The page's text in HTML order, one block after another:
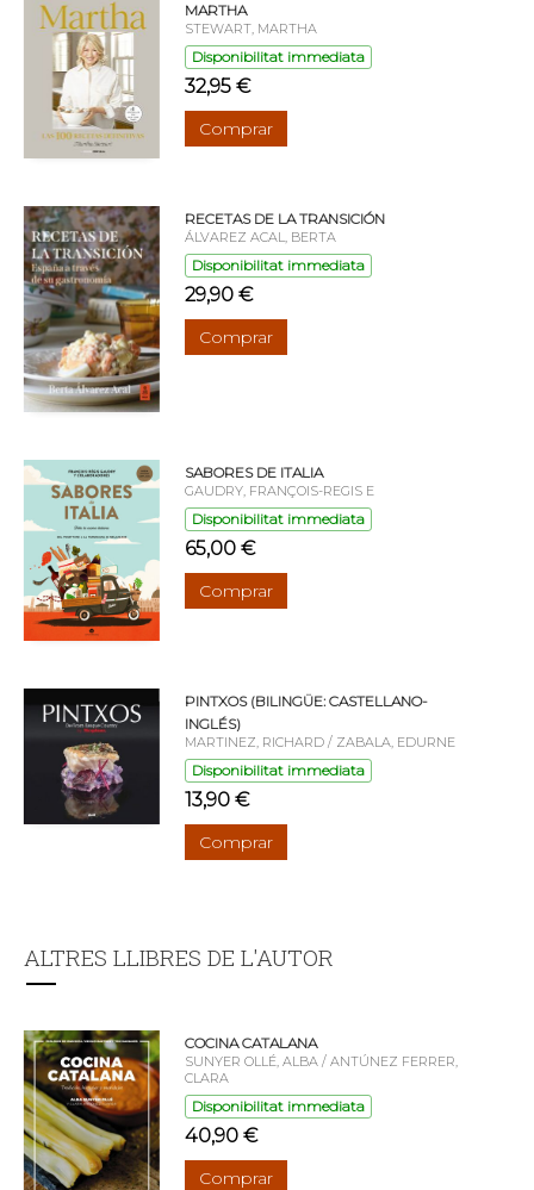
MARTHA
STEWART, MARTHA
Disponibilitat immediata
32,95 €
Comprar
RECETAS DE LA TRANSICIÓN
ÁLVAREZ ACAL, BERTA
Disponibilitat immediata
29,90 €
Comprar
SABORES DE ITALIA
GAUDRY, FRANÇOIS-REGIS E
Disponibilitat immediata
65,00 €
Comprar
PINTXOS (BILINGÜE: CASTELLANO-
INGLÉS)
MARTINEZ, RICHARD / ZABALA, EDURNE
Disponibilitat immediata
13,90 €
Comprar
ALTRES LLIBRES DE L'AUTOR
COCINA CATALANA
SUNYER OLLÉ, ALBA / ANTÚNEZ FERRER,
CLARA
Disponibilitat immediata
40,90 €
Comprar